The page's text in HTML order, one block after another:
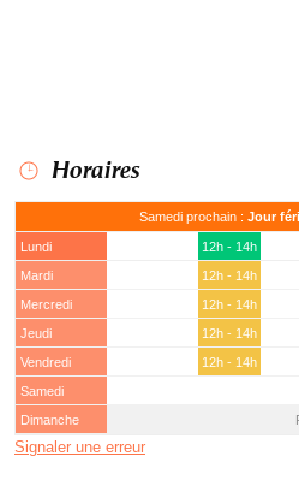
Horaires
Samedi prochain : Jour
Lundi 12h - 14h
Mardi
12h - 14h
Mercredi
12h - 14h
Jeudi
12h - 14h
Vendredi
12h - 14h
Samedi
Dimanche
Signaler une erreur